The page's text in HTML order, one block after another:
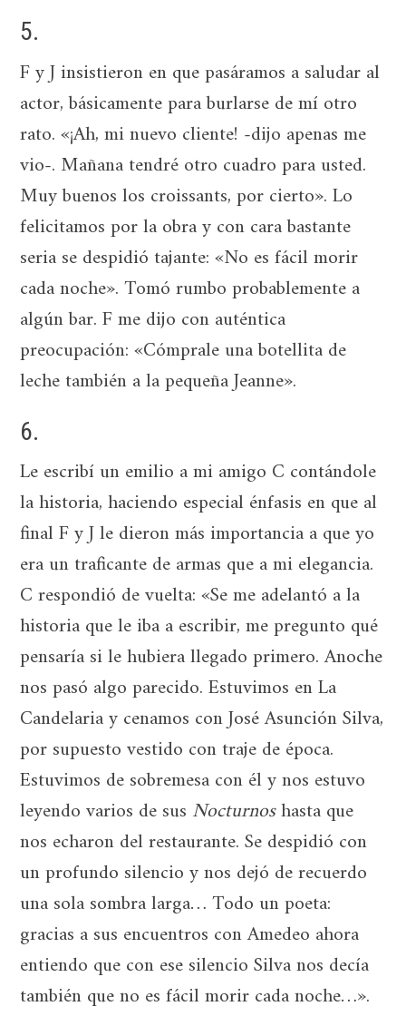
5.
F y J insistieron en que pasáramos a saludar al
actor, básicamente para burlarse de mí otro
rato. «¡Ah, mi nuevo cliente! -dijo apenas me
vio-. Mañana tendré otro cuadro para usted.
Muy buenos los croissants, por cierto». Lo
felicitamos por la obra y con cara bastante
seria se despidió tajante: «No es fácil morir
cada noche». Tomó rumbo probablemente a
algún bar. F me dijo con auténtica
preocupación: «Cómprale una botellita de
leche también a la pequeña Jeanne».
6.
Le escribí un emilio a mi amigo C contándole
la historia, haciendo especial énfasis en que al
final F y J le dieron más importancia a que yo
era un traficante de armas que a mi elegancia.
C respondió de vuelta: «Se me adelantó a la
historia que le iba a escribir, me pregunto qué
pensaría si le hubiera llegado primero. Anoche
nos pasó algo parecido. Estuvimos en La
Candelaria y cenamos con José Asunción Silva,
por supuesto vestido con traje de época.
Estuvimos de sobremesa con él y nos estuvo
leyendo varios de sus Nocturnoshasta que
nos echaron del restaurante. Se despidió con
un profundo silencio y nos dejó de recuerdo
una sola sombra larga… Todo un poeta:
gracias a sus encuentros con Amedeo ahora
entiendo que con ese silencio Silva nos decía
también que no es fácil morir cada noche…».